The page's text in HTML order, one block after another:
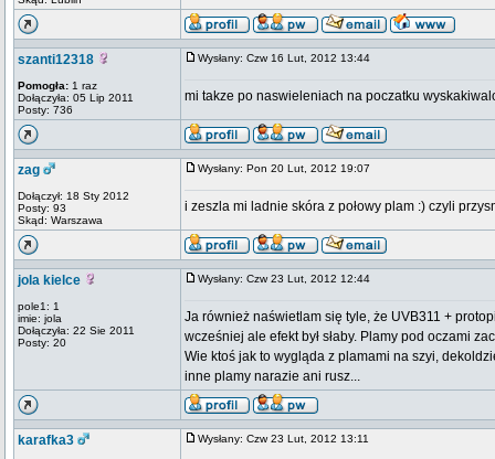
szanti12318
Pomogła: 1 raz
Dołączyła: 05 Lip 2011
Posty: 736
Wysłany: Czw 16 Lut, 2012 13:44
mi takze po naswieleniach na poczatku
zag
Dołączył: 18 Sty 2012
Posty: 93
Skąd: Warszawa
Wysłany: Pon 20 Lut, 2012 19:07
i zeszla mi ladnie skóra z połowy plam :) czyli
jola kielce
pole1: 1
imie: jola
Dołączyła: 22 Sie 2011
Posty: 20
Wysłany: Czw 23 Lut, 2012 12:44
Ja również naświetlam się tyle, że UVB311 +
wcześniej ale efekt był słaby. Plamy pod oczami
Wie ktoś jak to wygląda z plamami na szyi,
inne plamy narazie ani rusz...
karafka3 Wysłany: Czw 23 Lut, 2012 13:11